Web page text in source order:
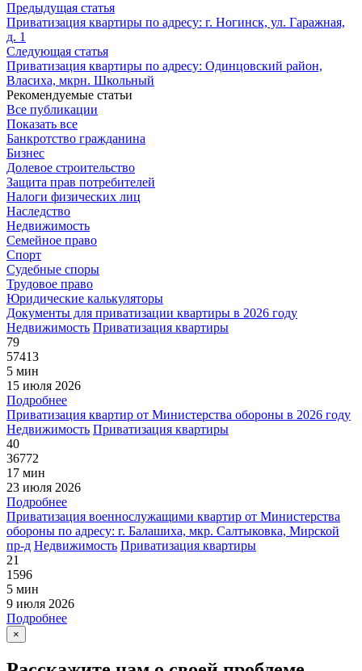
Предыдущая статья
Приватизация квартиры по адресу: г. Ногинск, ул. Гаражная,
д. 1
Следующая статья
Приватизация квартиры по адресу: Одинцовский район,
Власиха, мкрн. Школьный
Рекомендуемые статьи
Все публикации
Показать все
Банкротство гражданина
Бизнес
Долевое строительство
Защита прав потребителей
Налоги физических лиц
Наследство
Недвижимость
Семейное право
Спорт
Судебные споры
Трудовое право
Юридические калькуляторы
Документы для приватизации квартиры в 2026 году
Недвижимость Приватизация квартиры
79
57413
5 мин
15 июля 2026
Подробнее
Приватизация квартир от Министерства обороны в 2026 году
Недвижимость Приватизация квартиры
40
36772
17 мин
23 июля 2026
Подробнее
Приватизация военнослужащими квартир от Министерства
обороны по адресу: г. Балашиха, мкр. Салтыковка, Мирской
пр-д Недвижимость Приватизация квартиры
21
1596
5 мин
9 июля 2026
Подробнее
×